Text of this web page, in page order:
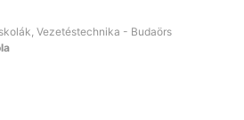
Vezetéstechnika - Budaörs